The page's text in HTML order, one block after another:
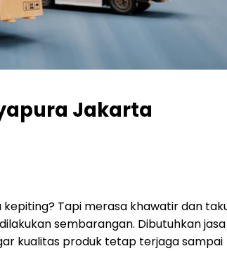
Jakarta
Tapi merasa khawatir dan
sembarangan. Dibutuhkan jasa
kualitas produk tetap terjaga sampai